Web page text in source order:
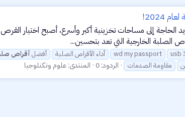
الحاجة إلى مساحات تخزينية أكبر وأسرع، أصبح اختيار
usb
wd my passport أداء الأقراص الصلبة أفضل أقراص
مقاومة الصدمات الردود: 0 المنتدى:علوم وتكنلوجيا